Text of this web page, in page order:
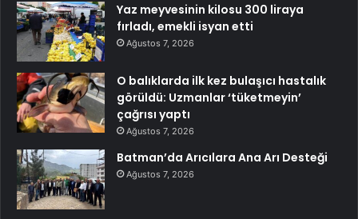
Yaz meyvesinin kilosu 300 liraya
fırladı, emekli isyan etti
Ağustos 7, 2026
O balıklarda ilk kez bulaşıcı hastalık
görüldü: Uzmanlar ‘tüketmeyin’
çağrısı yaptı
Ağustos 7, 2026
Batman’da Arıcılara Ana Arı Desteği
Ağustos 7, 2026